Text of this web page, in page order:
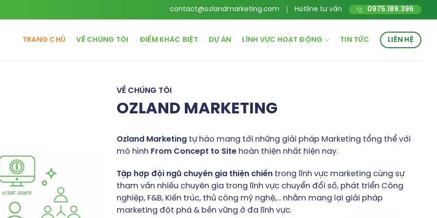
contact@ozlandmarketing.com Hotline tư vấn 0975.189.396
TRANG CHỦ VỀ CHÚNG TÔI ĐIỂM KHÁC BIỆT DỰ ÁN LĨNH VỰC HOẠT ĐỘNG TIN TỨC LIÊN HỆ
VỀ CHÚNG TÔI
OZLAND MARKETING
Ozland Marketing tự hào mang tới những giải pháp Marketing tổng thể với
mô hình From Concept to Site hoàn thiện nhất hiện nay.
Tập hợp đội ngũ chuyên gia thiện chiến trong lĩnh vực marketing cùng sự
tham vấn nhiều chuyên gia trong lĩnh vực chuyển đổi số, phát triển Công
nghiệp, F&B, Kiến trúc, thủ công mỹ nghệ,… nhằm mang lại giải pháp
marketing đột phá & bền vững ở đa lĩnh vực.